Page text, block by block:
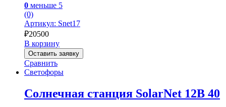
0 меньше 5
(0)
Артикул: Snet17
₽20500
В корзину
Оставить заявку
Сравнить
Светофоры
Солнечная станция SolarNet 12В 40